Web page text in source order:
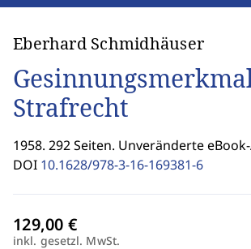
Eberhard Schmidhäuser
Strafrecht
1958. 292 Seiten. Unveränderte
DOI 10.1628/978-3-16-169381-6
inkl. gesetzl. MwSt.